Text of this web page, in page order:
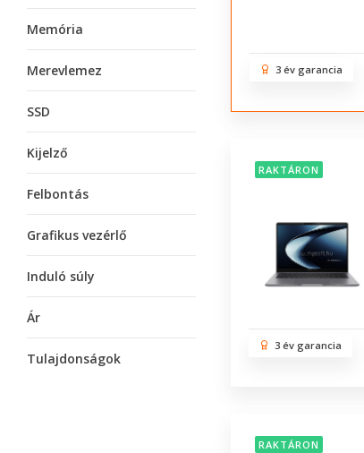
Memória
Merevlemez
SSD
Kijelző
Felbontás
Grafikus vezérlő
Induló súly
Ár
Tulajdonságok
3 év garancia
RAKTÁRON
3 év garancia
RAKTÁRON